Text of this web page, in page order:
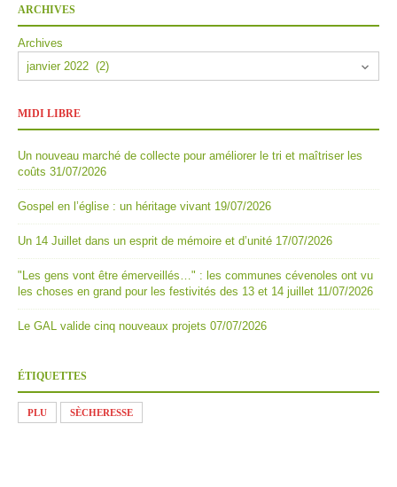
ARCHIVES
Archives
MIDI LIBRE
Un nouveau marché de collecte pour améliorer le tri et maîtriser les
coûts 31/07/2026
Gospel en l’église : un héritage vivant 19/07/2026
Un 14 Juillet dans un esprit de mémoire et d’unité 17/07/2026
"Les gens vont être émerveillés…" : les communes cévenoles ont vu
les choses en grand pour les festivités des 13 et 14 juillet 11/07/2026
Le GAL valide cinq nouveaux projets 07/07/2026
ÉTIQUETTES
PLU SÈCHERESSE